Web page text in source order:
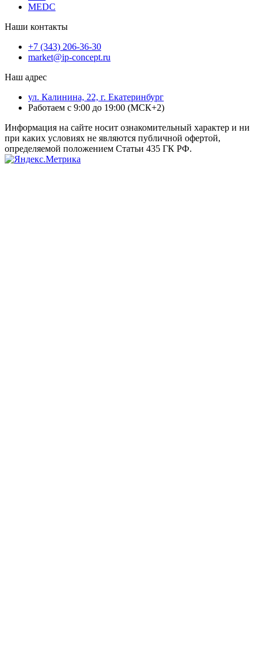
MEDC
Наши контакты
+7 (343) 206-36-30
market@ip-concept.ru
Наш адрес
ул. Калинина, 22, г. Екатеринбург
Работаем с 9:00 до 19:00 (МСК+2)
Информация на сайте носит ознакомительный характер и ни
при каких условиях не являются публичной офертой,
определяемой положением Статьи 435 ГК РФ.